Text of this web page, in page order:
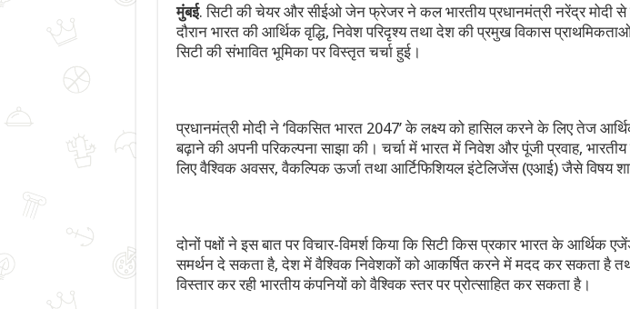
मुंबई. सिटी की चेयर और सीईओ जेन फ्रेजर ने कल भारतीय प्रधानमंत्री नरेंद्र मोदी
दौरान भारत की आर्थिक वृद्धि, निवेश परिदृश्य तथा देश की प्रमुख विकास
सिटी की संभावित भूमिका पर विस्तृत चर्चा हुई।
प्रधानमंत्री मोदी ने ‘विकसित भारत 2047’ के लक्ष्य को हासिल करने के लिए तेज
बढ़ाने की अपनी परिकल्पना साझा की। चर्चा में भारत में निवेश और पूंजी प्रवाह, भारतीय
लिए वैश्विक अवसर, वैकल्पिक ऊर्जा तथा आर्टिफिशियल इंटेलिजेंस (एआई) जैसे विषय
दोनों पक्षों ने इस बात पर विचार-विमर्श किया कि सिटी किस प्रकार भारत के आर्थिक
समर्थन दे सकता है, देश में वैश्विक निवेशकों को आकर्षित करने में मदद कर सकता है
विस्तार कर रही भारतीय कंपनियों को वैश्विक स्तर पर प्रोत्साहित कर सकता है।